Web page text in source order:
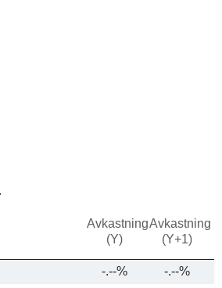
Avkastning
(Y)
Avkastning
(Y+1)
-.--% -.--%